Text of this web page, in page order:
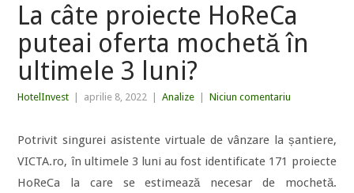
La câte proiecte HoReCa
puteai oferta mochetă în
ultimele 3 luni?
HotelInvest aprilie 8, 2022 Analize Niciun comentariu
Potrivit singurei asistente virtuale de vânzare la șantiere,
VICTA.ro, în ultimele 3 luni au fost identificate 171 proiecte
HoReCa la care se estimează necesar de mochetă.